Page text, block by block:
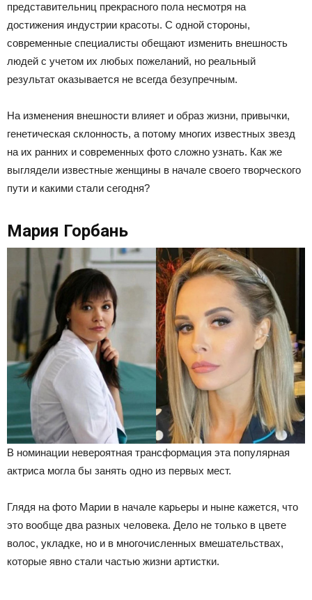
представительниц прекрасного пола несмотря на
достижения индустрии красоты. С одной стороны,
современные специалисты обещают изменить внешность
людей с учетом их любых пожеланий, но реальный
результат оказывается не всегда безупречным.
На изменения внешности влияет и образ жизни, привычки,
генетическая склонность, а потому многих известных звезд
на их ранних и современных фото сложно узнать. Как же
выглядели известные женщины в начале своего творческого
пути и какими стали сегодня?
Мария Горбань
В номинации невероятная трансформация эта популярная
актриса могла бы занять одно из первых мест.
Глядя на фото Марии в начале карьеры и ныне кажется, что
это вообще два разных человека. Дело не только в цвете
волос, укладке, но и в многочисленных вмешательствах,
которые явно стали частью жизни артистки.